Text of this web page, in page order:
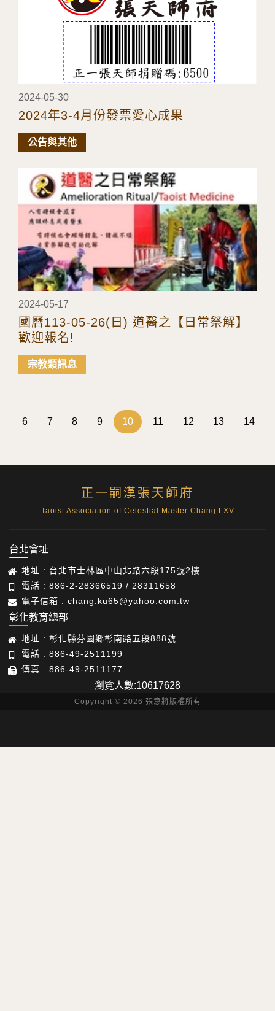
2024-05-30
2024年3-4月份發票愛心成果
公告與其他
2024-05-17
國曆113-05-26(日) 道醫之【日常祭解】
歡迎報名!
宗教類訊息
6 7 8 9 10 11 12 13 14
正一嗣漢張天師府
Taoist Association of Celestial Master Chang LXV
台北會址
地址 : 台北市士林區中山北路六段175號2樓
電話 : 886-2-28366519 / 28311658
電子信箱 : chang.ku65@yahoo.com.tw
彰化教育總部
地址 : 彰化縣芬園鄉彰南路五段888號
電話 : 886-49-2511199
傳真 : 886-49-2511177
瀏覽人數:10617628
Copyright © 2026 張意將版權所有